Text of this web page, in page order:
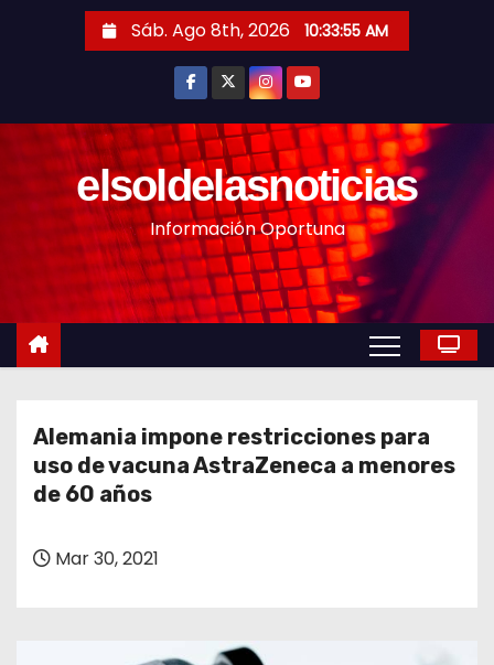
n
Sáb. Ago 8th, 2026 10:33:57 AM
elsoldelasnoticias
Información Oportuna
Alemania impone restricciones para
uso de vacuna AstraZeneca a menores
de 60 años
Mar 30, 2021